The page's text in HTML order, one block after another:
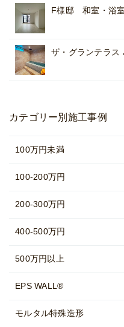
F様邸 和室・浴
ザ・グランテラス
カテゴリー別施工事例
100万円未満
100-200万円
200-300万円
400-500万円
500万円以上
EPS WALL®
モルタル特殊造形